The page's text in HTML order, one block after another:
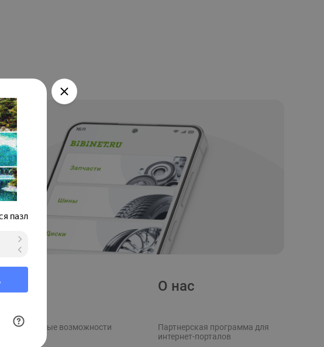
Рекламные возможности
О нас
Партнерская программа для
интернет-порталов